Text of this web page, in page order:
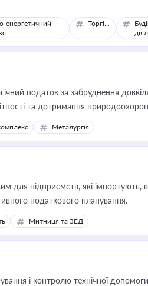
енергетичний
Торгівля
податок за забруднення
та дотримання
Металургія
для підприємств, які імпортують,
податкового планування.
Митниця та ЗЕД
і контролю технічної